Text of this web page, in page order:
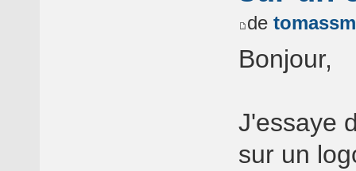
de
Bonjour,
J'essaye
sur un